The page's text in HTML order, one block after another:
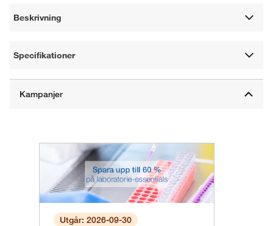
Beskrivning
Specifikationer
Utgår: 2026-09-30